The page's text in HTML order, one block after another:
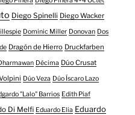
Diego Spinelli Diego Wacker
Dominic Miller Donovan Dos
Dragón de Hierro Druckfarben
Décima Dúo Crusat
Dúo Veza Dúo Íscaro Lazo
"Lalo" Barrios Edith Piaf
Di Melfi Eduardo Elia Eduardo